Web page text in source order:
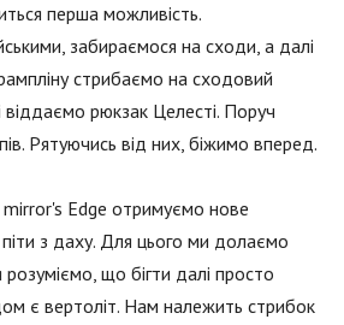
перша можливість.
забираємося на сходи, а далі
стрибаємо на сходовий
віддаємо рюкзак Целесті. Поруч
Рятуючись від них, біжимо вперед.
Edge отримуємо нове
з даху. Для цього ми долаємо
розуміємо, що бігти далі просто
є вертоліт. Нам належить стрибок